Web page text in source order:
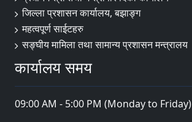
जिल्ला प्रशासन कार्यालय, बझाङ्ग
महत्वपूर्ण साईटहरु
सङ्घीय मामिला तथा सामान्य प्रशासन मन्त्रालय
कार्यालय समय
09:00 AM - 5:00 PM (Monday to Friday)